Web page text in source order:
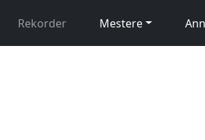
Rekorder Mestere